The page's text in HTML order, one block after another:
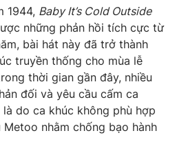
lai
1944, Baby It’s Cold Outside
những phản hồi tích cực từ
bài hát này đã trở thành
truyền thống cho mùa lễ
thời gian gần đây, nhiều
đối và yêu cầu cấm ca
là do ca khúc không phù hợp
nhằm chống bạo hành